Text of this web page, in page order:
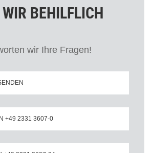
BEHILFLICH
wir Ihre Fragen!
+49 2331 3607-0